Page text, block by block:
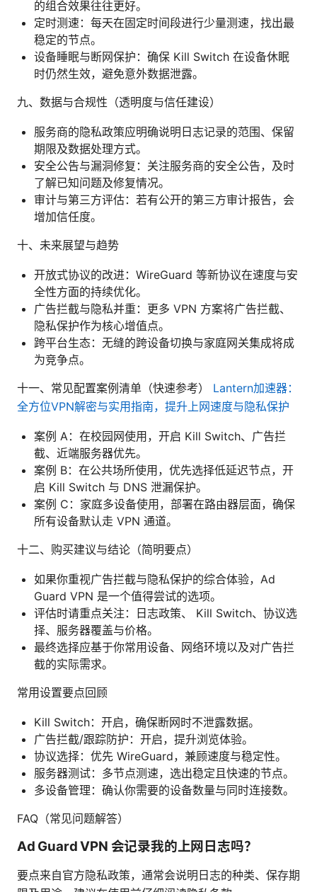
的组合效果往往更好。
定时测速：每天在固定时间段进行少量测速，找出最
稳定的节点。
设备睡眠与断网保护：确保 Kill Switch 在设备休眠
时仍然生效，避免意外数据泄露。
九、数据与合规性（透明度与信任建设）
服务商的隐私政策应明确说明日志记录的范围、保留
期限及数据处理方式。
安全公告与漏洞修复：关注服务商的安全公告，及时
了解已知问题及修复情况。
审计与第三方评估：若有公开的第三方审计报告，会
增加信任度。
十、未来展望与趋势
开放式协议的改进：WireGuard 等新协议在速度与安
全性方面的持续优化。
广告拦截与隐私并重：更多 VPN 方案将广告拦截、
隐私保护作为核心增值点。
跨平台生态：无缝的跨设备切换与家庭网关集成将成
为竞争点。
十一、常见配置案例清单（快速参考） Lantern加速器：
全方位VPN解密与实用指南，提升上网速度与隐私保护
案例 A：在校园网使用，开启 Kill Switch、广告拦
截、近端服务器优先。
案例 B：在公共场所使用，优先选择低延迟节点，开
启 Kill Switch 与 DNS 泄漏保护。
案例 C：家庭多设备使用，部署在路由器层面，确保
所有设备默认走 VPN 通道。
十二、购买建议与结论（简明要点）
如果你重视广告拦截与隐私保护的综合体验，Ad
Guard VPN 是一个值得尝试的选项。
评估时请重点关注：日志政策、 Kill Switch、协议选
择、服务器覆盖与价格。
最终选择应基于你常用设备、网络环境以及对广告拦
截的实际需求。
常用设置要点回顾
Kill Switch：开启，确保断网时不泄露数据。
广告拦截/跟踪防护：开启，提升浏览体验。
协议选择：优先 WireGuard，兼顾速度与稳定性。
服务器测试：多节点测速，选出稳定且快速的节点。
多设备管理：确认你需要的设备数量与同时连接数。
FAQ（常见问题解答）
Ad Guard VPN 会记录我的上网日志吗？
要点来自官方隐私政策，通常会说明日志的种类、保存期